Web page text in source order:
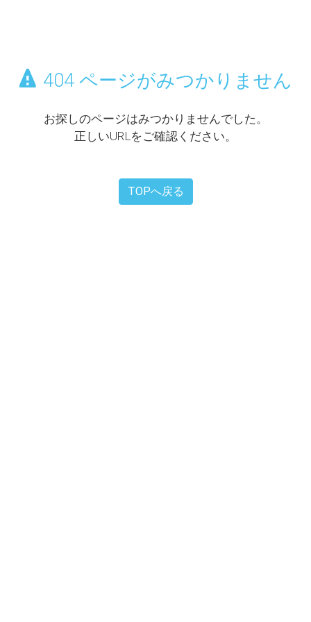
404 ページがみつかりません
お探しのページはみつかりませんでした。
正しいURLをご確認ください。
TOPへ戻る